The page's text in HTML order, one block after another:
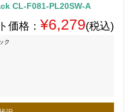
CL-F081-PL20SW-A
価格： ¥6,279(税込)
ク